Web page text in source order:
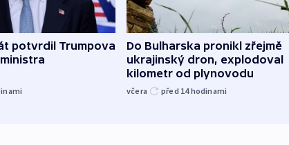
potvrdil Trumpova
Do Bulharska pronikl zřejmě
ukrajinský dron, explodoval
kilometr od plynovodu
včera před 14hodinami